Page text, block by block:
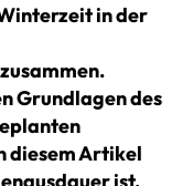
in der
Grundlagen des
diesem Artikel
ist,